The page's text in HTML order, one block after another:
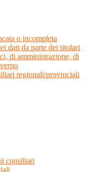
o incompleta
dati da parte dei titolari
di amministrazione, di
regionali/provinciali
consiliari